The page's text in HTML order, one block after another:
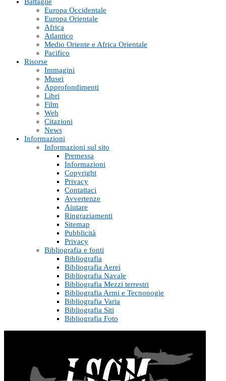
Battaglie
Europa Occidentale
Europa Orientale
Africa
Atlantico
Medio Oriente e Africa Orientale
Pacifico
Risorse
Immagini
Musei
Approfondimenti
Libri
Film
Web
Citazioni
News
Informazioni
Informazioni sul sito
Premessa
Informazioni
Copyright
Privacy
Contattaci
Avvertenze
Aiutare
Ringraziamenti
Sitemap
Pubblicità
Privacy
Bibliografia e fonti
Bibliografia
Bibliografia Aerei
Bibliografia Navale
Bibliografia Mezzi terrestri
Bibliografia Armi e Tecnonogie
Bibliografia Varia
Bibliografia Siti
Bibliografia Foto